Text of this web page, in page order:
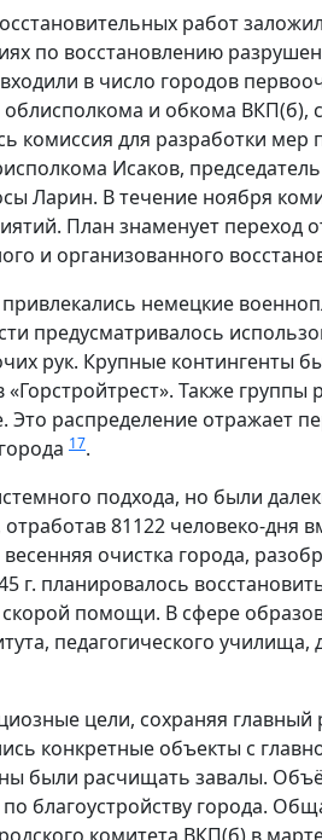
работ
по восстановлению
в число городов
и обкома ВКП(б),
комиссия для разработки
Исаков,
Ларин. В течение ноября
План знаменует переход
и организованного
немецкие
предусматривалось
рук. Крупные контингенты
Также группы
Это распределение отражает
17.
подхода, но были
отработав 81122 человеко-дня
очистка города,
г. планировалось
помощи. В сфере
педагогического
цели, сохраняя
конкретные объекты с
были расчищать завалы.
благоустройству города.